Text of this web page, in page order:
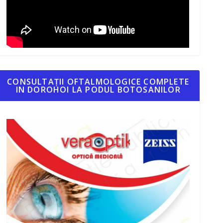
CONSULTAȚII OFTALMOLOGICE COMPLETE
IN DOROHOI LA PODUL BOTOSANILOR